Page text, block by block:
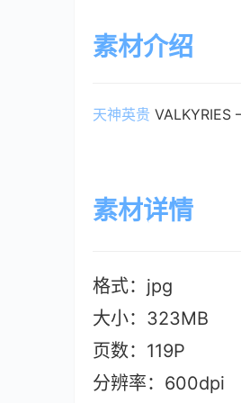
素材介绍
天神英贵 VALKYRIES
素材详情
格式：jpg
大小：323MB
页数：119P
分辨率：600dpi